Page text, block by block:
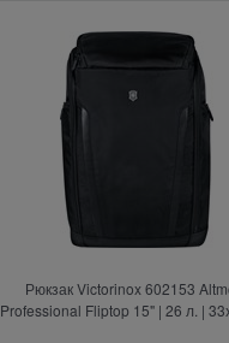
Рюкзак Victorinox 602153
Professional Fliptop 15" | 26 л. |